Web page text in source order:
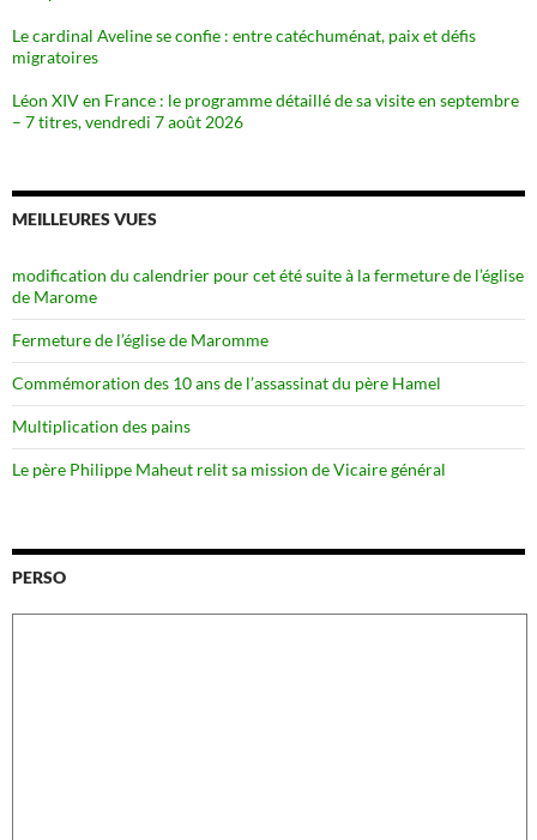
Le cardinal Aveline se confie : entre catéchuménat, paix et défis
migratoires
Léon XIV en France : le programme détaillé de sa visite en septembre
– 7 titres, vendredi 7 août 2026
MEILLEURES VUES
modification du calendrier pour cet été suite à la fermeture de l’église
de Marome
Fermeture de l’église de Maromme
Commémoration des 10 ans de l’assassinat du père Hamel
Multiplication des pains
Le père Philippe Maheut relit sa mission de Vicaire général
PERSO